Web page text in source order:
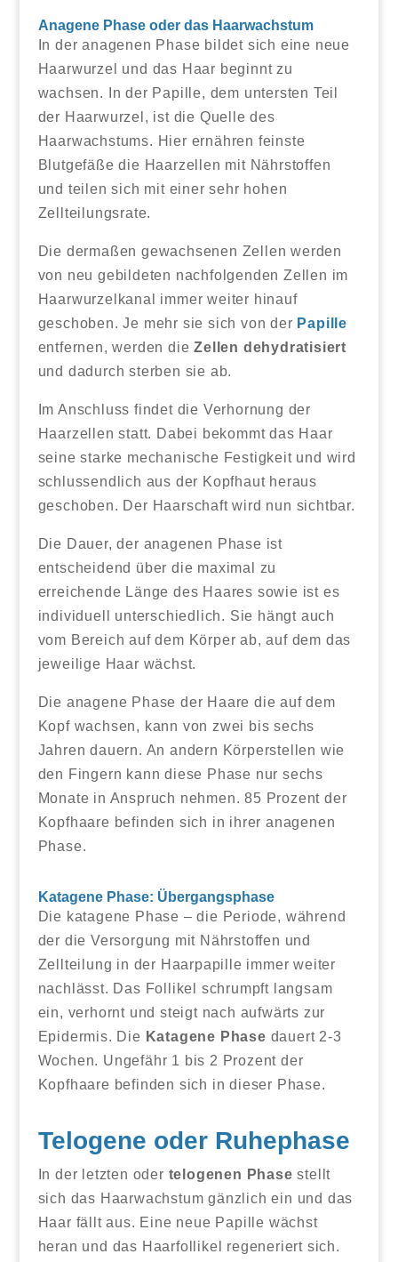
Anagene Phase oder das Haarwachstum
In der anagenen Phase bildet sich eine neue
Haarwurzel und das Haar beginnt zu
wachsen. In der Papille, dem untersten Teil
der Haarwurzel, ist die Quelle des
Haarwachstums. Hier ernähren feinste
Blutgefäße die Haarzellen mit Nährstoffen
und teilen sich mit einer sehr hohen
Zellteilungsrate.
Die dermaßen gewachsenen Zellen werden
von neu gebildeten nachfolgenden Zellen im
Haarwurzelkanal immer weiter hinauf
geschoben. Je mehr sie sich von der Papille
entfernen, werden dieZellen dehydratisiert
und dadurch sterben sie ab.
Im Anschluss findet die Verhornung der
Haarzellen statt. Dabei bekommt das Haar
seine starke mechanische Festigkeit und wird
schlussendlich aus der Kopfhaut heraus
geschoben. Der Haarschaft wird nun sichtbar.
Die Dauer, der anagenen Phase ist
entscheidend über die maximal zu
erreichende Länge des Haares sowie ist es
individuell unterschiedlich. Sie hängt auch
vom Bereich auf dem Körper ab, auf dem das
jeweilige Haar wächst.
Die anagene Phase der Haare die auf dem
Kopf wachsen, kann von zwei bis sechs
Jahren dauern. An andern Körperstellen wie
den Fingern kann diese Phase nur sechs
Monate in Anspruch nehmen. 85 Prozent der
Kopfhaare befinden sich in ihrer anagenen
Phase.
Katagene Phase: Übergangsphase
Die katagene Phase – die Periode, während
der die Versorgung mit Nährstoffen und
Zellteilung in der Haarpapille immer weiter
nachlässt. Das Follikel schrumpft langsam
ein, verhornt und steigt nach aufwärts zur
Epidermis. Die Katagene Phase dauert 2-3
Wochen. Ungefähr 1 bis 2 Prozent der
Kopfhaare befinden sich in dieser Phase.
Telogene oder Ruhephase
In der letzten oder telogenen Phase stellt
sich das Haarwachstum gänzlich ein und das
Haar fällt aus. Eine neue Papille wächst
heran und das Haarfollikel regeneriert sich.